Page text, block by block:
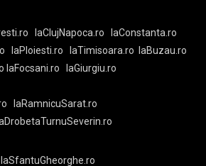
laClujNapoca.ro
laConstanta.ro
laPloiesti.ro laTimisoara.ro
laBuzau.ro
laFocsani.ro
laGiurgiu.ro
laRamnicuSarat.ro
laSfantuGheorghe.ro